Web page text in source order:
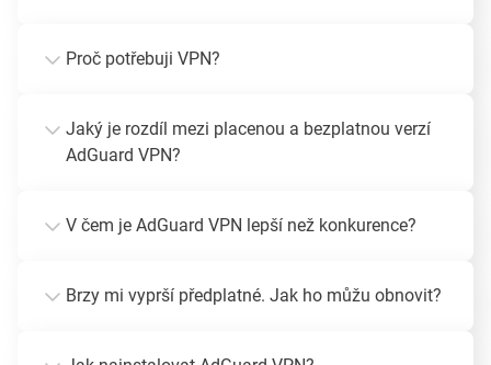
Proč potřebuji VPN?
Jaký je rozdíl mezi placenou a bezplatnou verzí
AdGuard VPN?
V čem je AdGuard VPN lepší než konkurence?
Brzy mi vyprší předplatné. Jak ho můžu obnovit?